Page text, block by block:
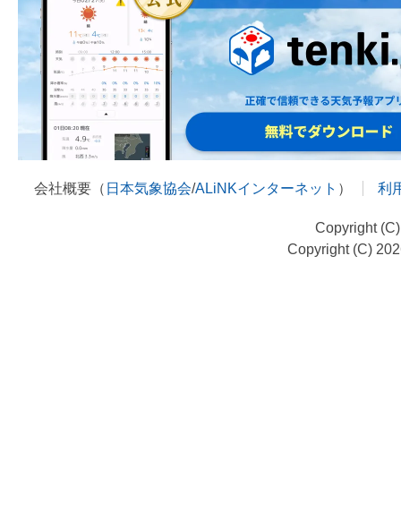
会社概要（ 日本気象協会/ALiNKインターネット ） 利
Copyright
Copyright (C)